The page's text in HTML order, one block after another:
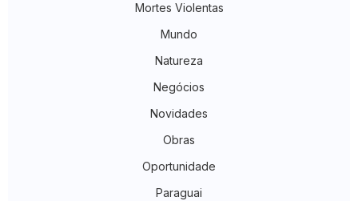
Mortes Violentas
Mundo
Natureza
Negócios
Novidades
Obras
Oportunidade
Paraguai